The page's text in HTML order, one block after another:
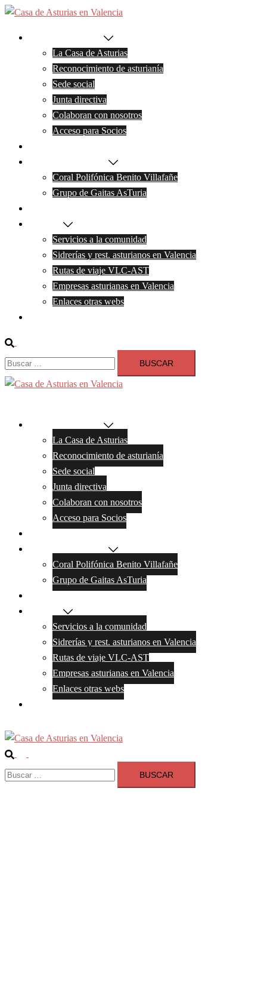
Saltar
contenido
La Casa de Asturias
Reconocimiento de asturianía
Sede social
Junta directiva
Colaboran con nosotros
Acceso para Socios
Coral Polifónica Benito Villafañe
Grupo de Gaitas AsTuria
Servicios a la comunidad
Sidrerías y rest. asturianos en Valencia
Rutas de viaje VLC-AST
Empresas asturianas en Valencia
Enlaces otras webs
Buscar
Buscar:
La Casa de Asturias
Reconocimiento de asturianía
Sede social
Junta directiva
Colaboran con nosotros
Acceso para Socios
Coral Polifónica Benito Villafañe
Grupo de Gaitas AsTuria
Servicios a la comunidad
Sidrerías y rest. asturianos en Valencia
Rutas de viaje VLC-AST
Empresas asturianas en Valencia
Enlaces otras webs
Buscar
menú
Buscar: